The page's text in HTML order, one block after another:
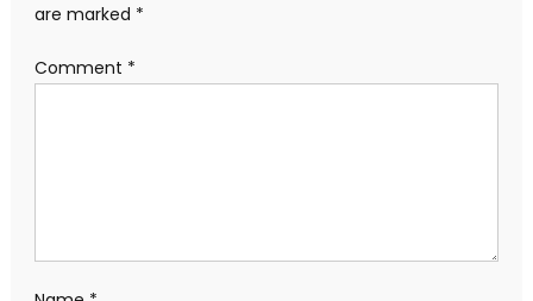
are marked *
Comment *